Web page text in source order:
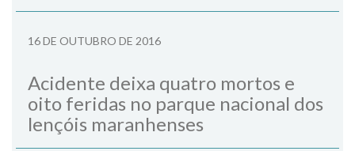
16 DE OUTUBRO DE 2016
Acidente deixa quatro mortos e
oito feridas no parque nacional dos
lençóis maranhenses